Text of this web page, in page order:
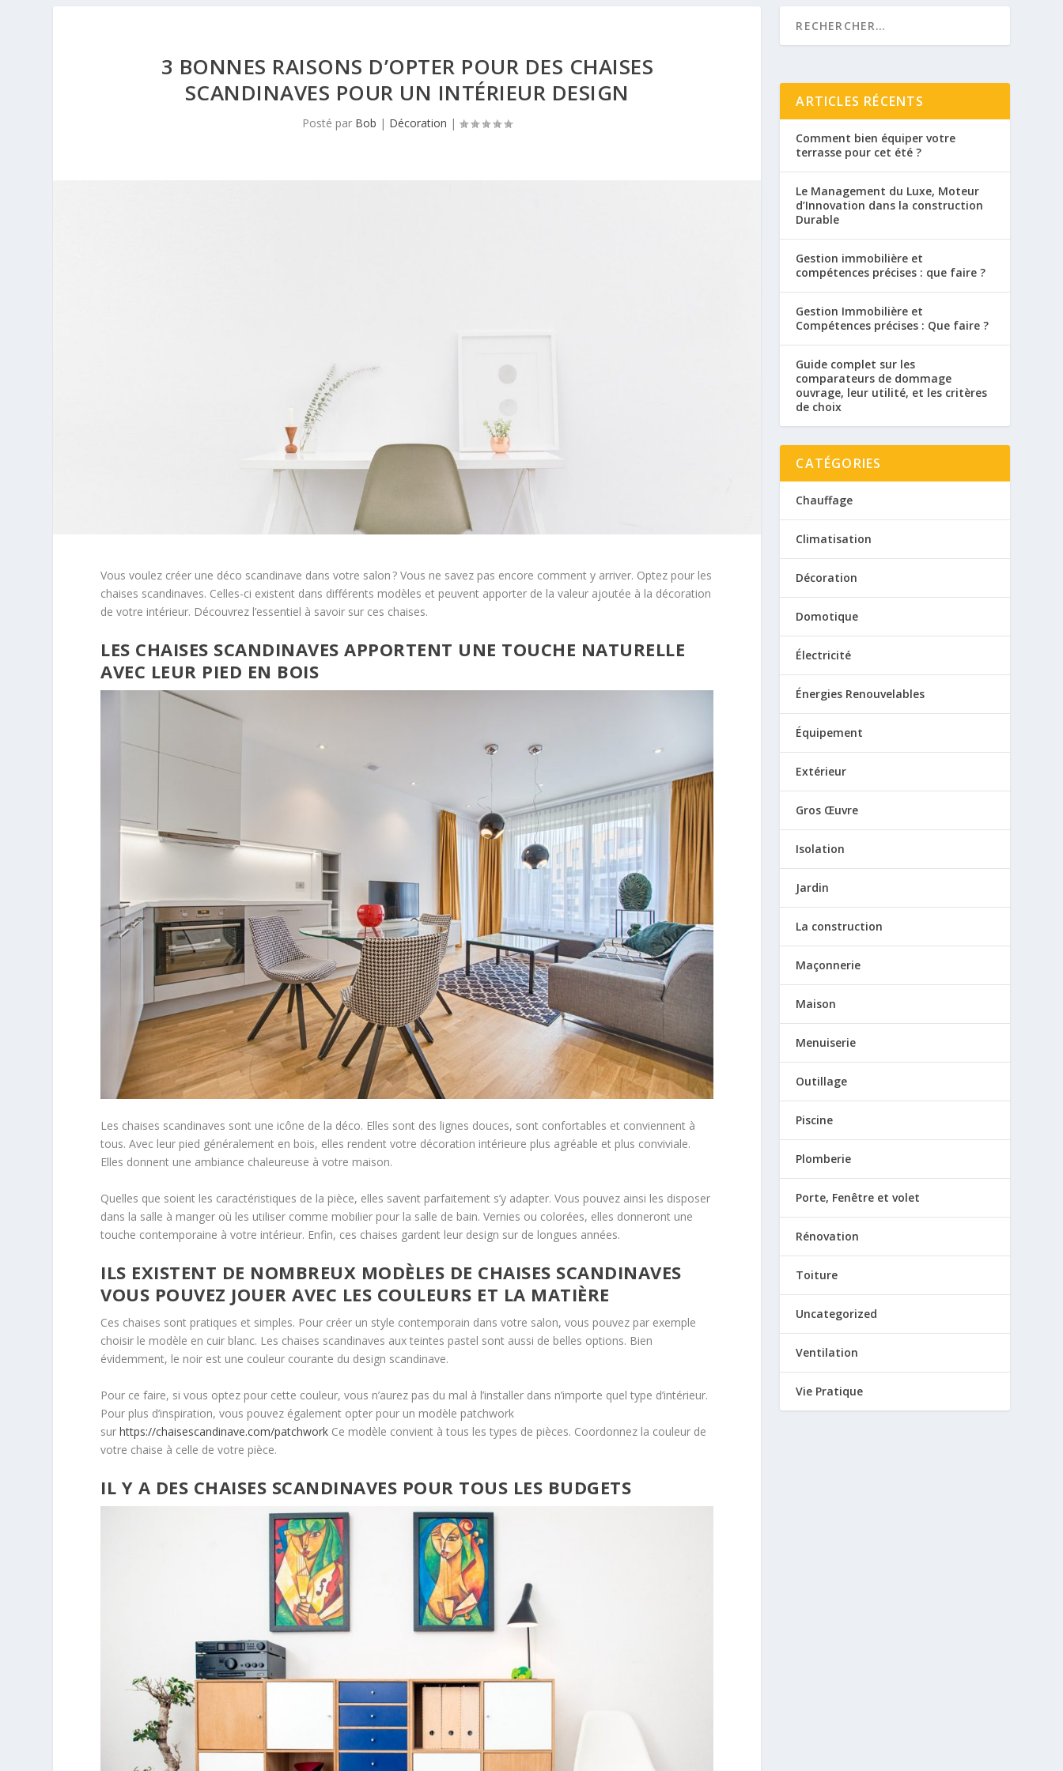
3 BONNES RAISONS D’OPTER POUR DES CHAISES
SCANDINAVES POUR UN INTÉRIEUR DESIGN
Posté par Bob | Décoration |
Vous voulez créer une déco scandinave dans votre salon ? Vous ne savez pas encore comment y arriver. Optez pour les
chaises scandinaves. Celles-ci existent dans différents modèles et peuvent apporter de la valeur ajoutée à la décoration
de votre intérieur. Découvrez l’essentiel à savoir sur ces chaises.
LES CHAISES SCANDINAVES APPORTENT UNE TOUCHE NATURELLE
AVEC LEUR PIED EN BOIS
Les chaises scandinaves sont une icône de la déco. Elles sont des lignes douces, sont confortables et conviennent à
tous. Avec leur pied généralement en bois, elles rendent votre décoration intérieure plus agréable et plus conviviale.
Elles donnent une ambiance chaleureuse à votre maison.
Quelles que soient les caractéristiques de la pièce, elles savent parfaitement s’y adapter. Vous pouvez ainsi les disposer
dans la salle à manger où les utiliser comme mobilier pour la salle de bain. Vernies ou colorées, elles donneront une
touche contemporaine à votre intérieur. Enfin, ces chaises gardent leur design sur de longues années.
ILS EXISTENT DE NOMBREUX MODÈLES DE CHAISES SCANDINAVES
VOUS POUVEZ JOUER AVEC LES COULEURS ET LA MATIÈRE
Ces chaises sont pratiques et simples. Pour créer un style contemporain dans votre salon, vous pouvez par exemple
choisir le modèle en cuir blanc. Les chaises scandinaves aux teintes pastel sont aussi de belles options. Bien
évidemment, le noir est une couleur courante du design scandinave.
Pour ce faire, si vous optez pour cette couleur, vous n’aurez pas du mal à l’installer dans n’importe quel type d’intérieur.
Pour plus d’inspiration, vous pouvez également opter pour un modèle patchwork
surhttps://chaisescandinave.com/patchwork Ce modèle convient à tous les types de pièces. Coordonnez la couleur de
votre chaise à celle de votre pièce.
IL Y A DES CHAISES SCANDINAVES POUR TOUS LES BUDGETS
ARTICLES RÉCENTS
Comment bien équiper votre
terrasse pour cet été ?
Le Management du Luxe, Moteur
d’Innovation dans la construction
Durable
Gestion immobilière et
compétences précises : que faire ?
Gestion Immobilière et
Compétences précises : Que faire ?
Guide complet sur les
comparateurs de dommage
ouvrage, leur utilité, et les critères
de choix
CATÉGORIES
Chauffage
Climatisation
Décoration
Domotique
Électricité
Énergies Renouvelables
Équipement
Extérieur
Gros Œuvre
Isolation
Jardin
La construction
Maçonnerie
Maison
Menuiserie
Outillage
Piscine
Plomberie
Porte, Fenêtre et volet
Rénovation
Toiture
Uncategorized
Ventilation
Vie Pratique